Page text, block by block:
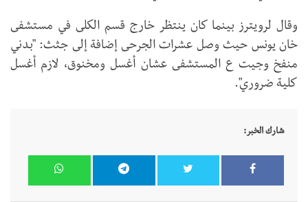
وقال لرويترز بينما كان ينتظر خارج قسم الكلى في مستشفى
خان يونس حيث وصل عشرات الجرحى إضافة إلى جثث: "بدني
منفخ وجيت ع المستشفى عشان أغسل ومخنوق، لازم أغسل
كلية ضروري".
شارك الخبر: